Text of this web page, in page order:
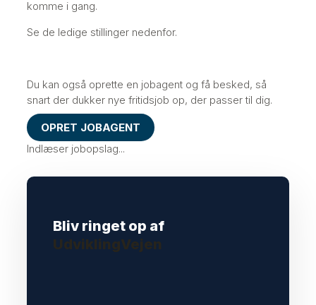
komme i gang.
Se de ledige stillinger nedenfor.
Du kan også oprette en jobagent og få besked, så
snart der dukker nye fritidsjob op, der passer til dig.
OPRET JOBAGENT
Indlæser jobopslag...
Bliv ringet op af
UdviklingVejen